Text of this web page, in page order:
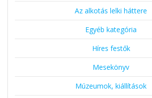
Az alkotás lelki háttere
Egyéb kategória
Híres festők
Mesekönyv
Múzeumok, kiállítások